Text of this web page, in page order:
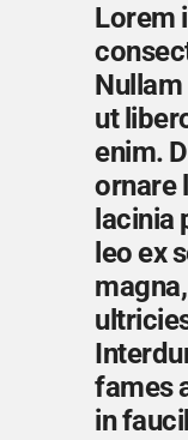
Lorem
ut
enim.
ornare
lacinia
leo ex
fames
in